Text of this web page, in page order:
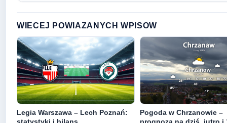
WIECEJ POWIAZANYCH WPISOW
Legia Warszawa – Lech Poznań:
statystyki i bilans
Pogoda w Chrzanowie –
prognoza na dziś, jutro i